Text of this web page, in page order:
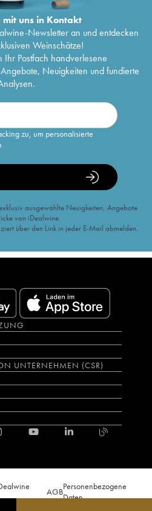
mit uns in Kontakt
Newsletter an und entdecken
Weinschätze!
Ihr Postfach handverlesene
Neuigkeiten und fundierte
zu, um personalisierte
ausgewählte Neuigkeiten, Angebote
von iDealwine.
über den Link in jeder E-Mail abmelden.
UNTERNEHMEN (CSR)
AGBPersonenbezogene
Daten